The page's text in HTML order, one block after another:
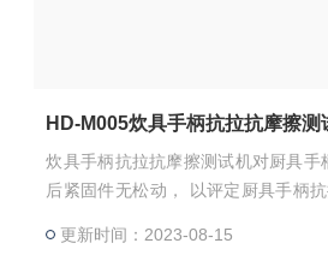
HD-M005炊具手柄抗拉抗摩擦测
炊具手柄抗拉抗摩擦测试机对厨具手
后紧固件无松动， 以评定厨具手柄
更新时间：2023-08-15